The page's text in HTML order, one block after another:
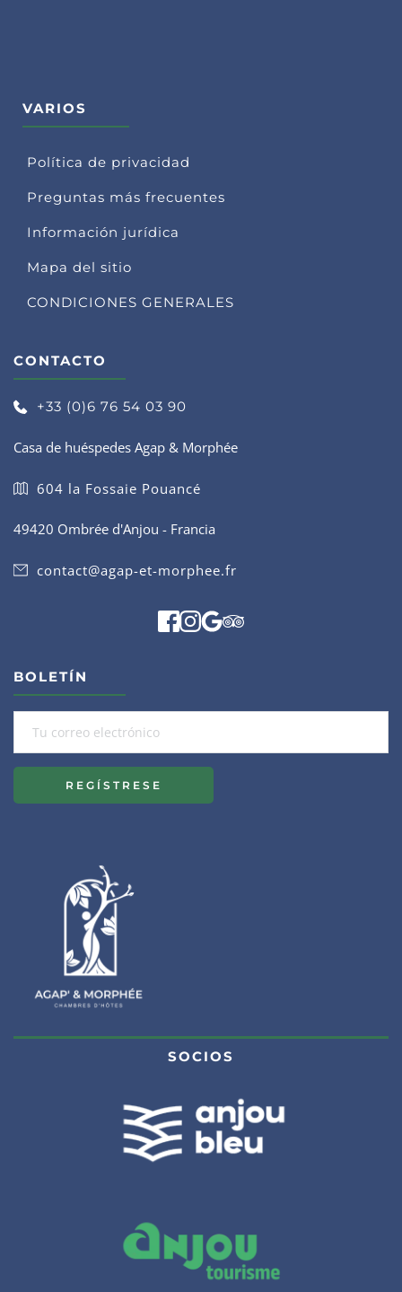
VARIOS
Política de privacidad
Preguntas más frecuentes
Información jurídica
Mapa del sitio
CONDICIONES GENERALES
CONTACTO
+33 (0)6 76 54 03 90
Casa de huéspedes Agap & Morphée
604 la Fossaie Pouancé
49420 Ombrée d'Anjou - Francia
contact@agap-et-morphee.fr
BOLETÍN
REGÍSTRESE
SOCIOS